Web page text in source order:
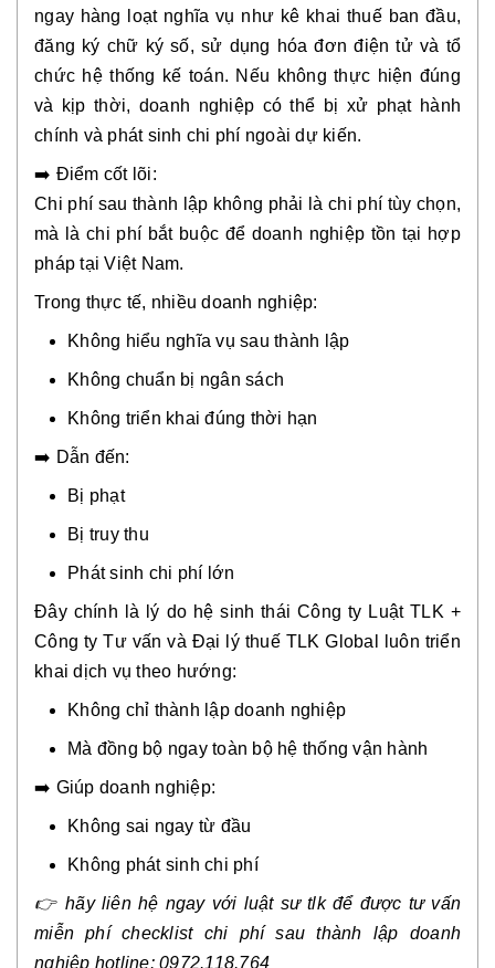
ngay hàng loạt nghĩa vụ như kê khai thuế ban đầu,
đăng ký chữ ký số, sử dụng hóa đơn điện tử và tổ
chức hệ thống kế toán. Nếu không thực hiện đúng
và kịp thời, doanh nghiệp có thể bị xử phạt hành
chính và phát sinh chi phí ngoài dự kiến.
➡️ Điểm cốt lõi:
Chi phí sau thành lập không phải là chi phí tùy chọn,
mà là chi phí bắt buộc để doanh nghiệp tồn tại hợp
pháp tại Việt Nam.
Trong thực tế, nhiều doanh nghiệp:
Không hiểu nghĩa vụ sau thành lập
Không chuẩn bị ngân sách
Không triển khai đúng thời hạn
➡️ Dẫn đến:
Bị phạt
Bị truy thu
Phát sinh chi phí lớn
Đây chính là lý do hệ sinh thái Công ty Luật TLK +
Công ty Tư vấn và Đại lý thuế TLK Global luôn triển
khai dịch vụ theo hướng:
Không chỉ thành lập doanh nghiệp
Mà đồng bộ ngay toàn bộ hệ thống vận hành
➡️ Giúp doanh nghiệp:
Không sai ngay từ đầu
Không phát sinh chi phí
👉 hãy liên hệ ngay với luật sư tlk để được tư vấn
miễn phí checklist chi phí sau thành lập doanh
nghiệp hotline: 0972.118.764